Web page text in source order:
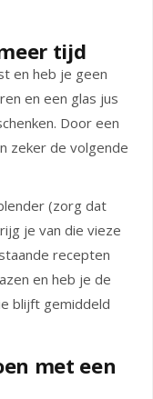
tijd
en heb je geen
en een glas jus
Door een
zeker de volgende
(zorg dat
je van die vieze
recepten
en heb je de
blijft gemiddeld
met een